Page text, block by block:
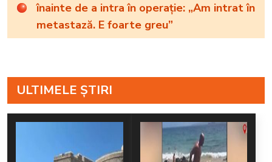
înainte de a intra în operație: „Am intrat în
metastază. E foarte greu”
ULTIMELE ȘTIRI